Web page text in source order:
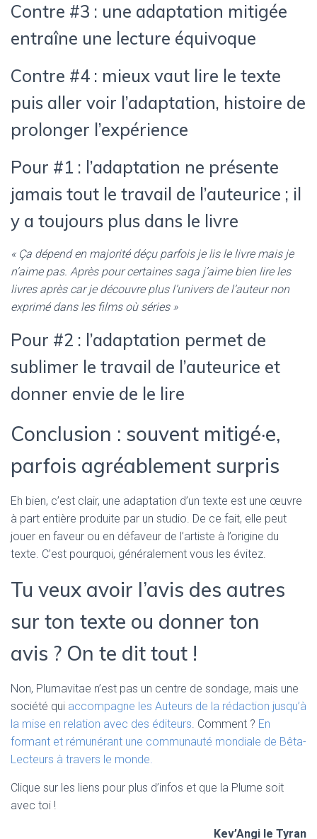
Contre #3 : une adaptation mitigée
entraîne une lecture équivoque
Contre #4 : mieux vaut lire le texte
puis aller voir l’adaptation, histoire de
prolonger l’expérience
Pour #1 : l’adaptation ne présente
jamais tout le travail de l’auteurice ; il
y a toujours plus dans le livre
« Ça dépend en majorité déçu parfois je lis le livre mais je
n’aime pas. Après pour certaines saga j’aime bien lire les
livres après car je découvre plus l’univers de l’auteur non
exprimé dans les films où séries »
Pour #2 : l’adaptation permet de
sublimer le travail de l’auteurice et
donner envie de le lire
Conclusion : souvent mitigé·e,
parfois agréablement surpris
Eh bien, c’est clair, une adaptation d’un texte est une œuvre
à part entière produite par un studio. De ce fait, elle peut
jouer en faveur ou en défaveur de l’artiste à l’origine du
texte. C’est pourquoi, généralement vous les évitez.
Tu veux avoir l’avis des autres
sur ton texte ou donner ton
avis ? On te dit tout !
Non, Plumavitae n’est pas un centre de sondage, mais une
société qui accompagne les Auteurs de la rédaction jusqu’à
la mise en relation avec des éditeurs. Comment ? En
formant et rémunérant une communauté mondiale de Bêta-
Lecteurs à travers le monde.
Clique sur les liens pour plus d’infos et que la Plume soit
avec toi !
Kev’Angi le Tyran